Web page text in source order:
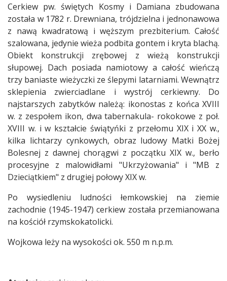
Cerkiew pw. świętych Kosmy i Damiana zbudowana
została w 1782 r. Drewniana, trójdzielna i jednonawowa
z nawą kwadratową i węższym prezbiterium. Całość
szalowana, jedynie wieża podbita gontem i kryta blachą.
Obiekt konstrukcji zrębowej z wieżą konstrukcji
słupowej. Dach posiada namiotowy a całość wieńczą
trzy baniaste wieżyczki ze ślepymi latarniami. Wewnątrz
sklepienia zwierciadlane i wystrój cerkiewny. Do
najstarszych zabytków należą: ikonostas z końca XVIII
w. z zespołem ikon, dwa tabernakula- rokokowe z poł.
XVIII w. i w kształcie świątyńki z przełomu XIX i XX w.,
kilka lichtarzy cynkowych, obraz ludowy Matki Bożej
Bolesnej z dawnej chorągwi z początku XIX w., berło
procesyjne z malowidłami "Ukrzyżowania" i "MB z
Dzieciątkiem" z drugiej połowy XIX w.
Po wysiedleniu ludności łemkowskiej na ziemie
zachodnie (1945-1947) cerkiew została przemianowana
na kościół rzymskokatolicki.
Wojkowa leży na wysokości ok. 550 m n.p.m.